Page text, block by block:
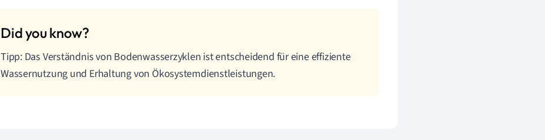
Tipp: Das Verständnis von Bodenwasserzyklen ist entscheidend für eine effiziente
Wassernutzung und Erhaltung von Ökosystemdienstleistungen.